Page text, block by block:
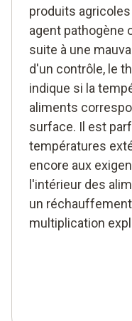
produits
agent pathogène
suite à une
d'un contrôle, le
indique si la
aliments
surface. Il est
températures
encore aux
l'intérieur des
un
multiplication